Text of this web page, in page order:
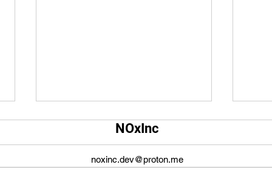
Qual é o tamanho da tela do
O tamanho da tela do YouTube
O
NOxInc
noxinc.dev@proton.me